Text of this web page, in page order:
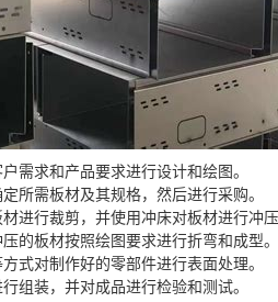
需求和产品要求进行设计和绘图。
所需板材及其规格，然后进行采购。
进行裁剪，并使用冲床对板材进行冲
的板材按照绘图要求进行折弯和成型。
式对制作好的零部件进行表面处理。
组装，并对成品进行检验和测试。